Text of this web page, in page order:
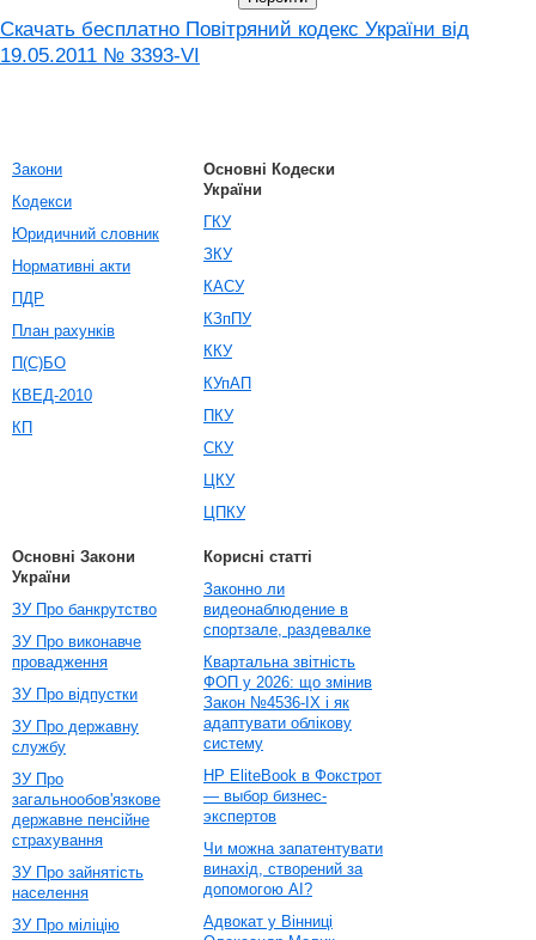
Скачать бесплатно Повітряний кодекс України від
19.05.2011 № 3393-VI
Закони
Кодекси
Юридичний словник
Нормативні акти
ПДР
План рахунків
П(С)БО
КВЕД-2010
КП
Основні Кодески
України
ГКУ
ЗКУ
КАСУ
КЗпПУ
ККУ
КУпАП
ПКУ
СКУ
ЦКУ
ЦПКУ
Основні Закони
України
ЗУ Про банкрутство
ЗУ Про виконавче
провадження
ЗУ Про відпустки
ЗУ Про державну
службу
ЗУ Про
загальнообов'язкове
державне пенсійне
страхування
ЗУ Про зайнятість
населення
ЗУ Про міліцію
Корисні статті
Законно ли
видеонаблюдение в
спортзале, раздевалке
Квартальна звітність
ФОП у 2026: що змінив
Закон №4536-IX і як
адаптувати облікову
систему
HP EliteBook в Фокстрот
— выбор бизнес-
экспертов
Чи можна запатентувати
винахід, створений за
допомогою AI?
Адвокат у Вінниці